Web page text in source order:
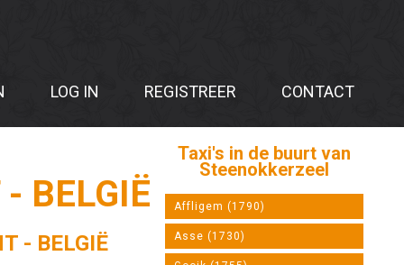
LOG IN REGISTREER CONTACT
BELGIË
- BELGIË
Taxi's in de buurt van
Steenokkerzeel
Affligem (1790)
Asse (1730)